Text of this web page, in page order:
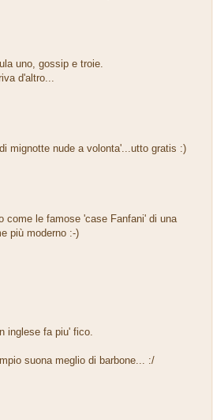
uno, gossip e troie.
d'altro...
mignotte nude a volonta'...utto gratis :)
come le famose 'case Fanfani' di una
più moderno :-)
inglese fa piu' fico.
suona meglio di barbone... :/